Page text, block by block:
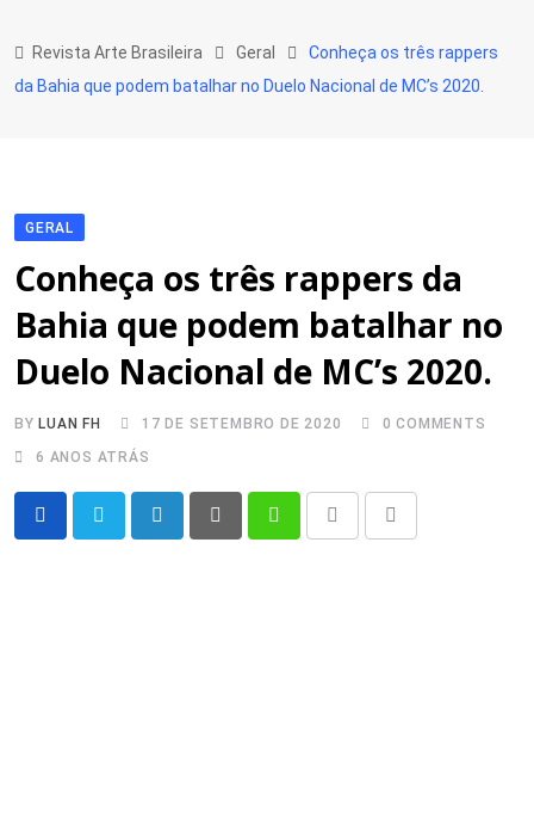
to
content
Revista Arte Brasileira Geral
Conheça os três rappers
da Bahia que podem batalhar no Duelo Nacional de MC’s 2020.
GERAL
Conheça os três rappers da
Bahia que podem batalhar no
Duelo Nacional de MC’s 2020.
BY LUAN FH 17 DE SETEMBRO DE 2020 0 COMMENTS
6 ANOS ATRÁS